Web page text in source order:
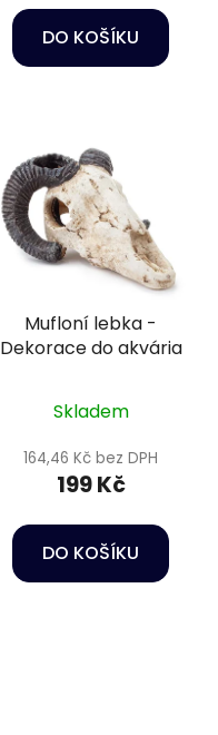
DO KOŠÍKU
Mufloní lebka -
Dekorace do akvária
Skladem
164,46 Kč bez DPH
199 Kč
DO KOŠÍKU